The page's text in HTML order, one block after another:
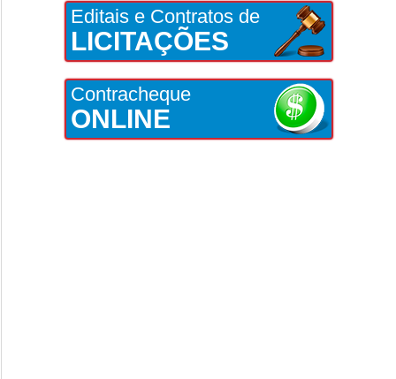
Editais e Contratos de
LICITAÇÕES
Contracheque
ONLINE